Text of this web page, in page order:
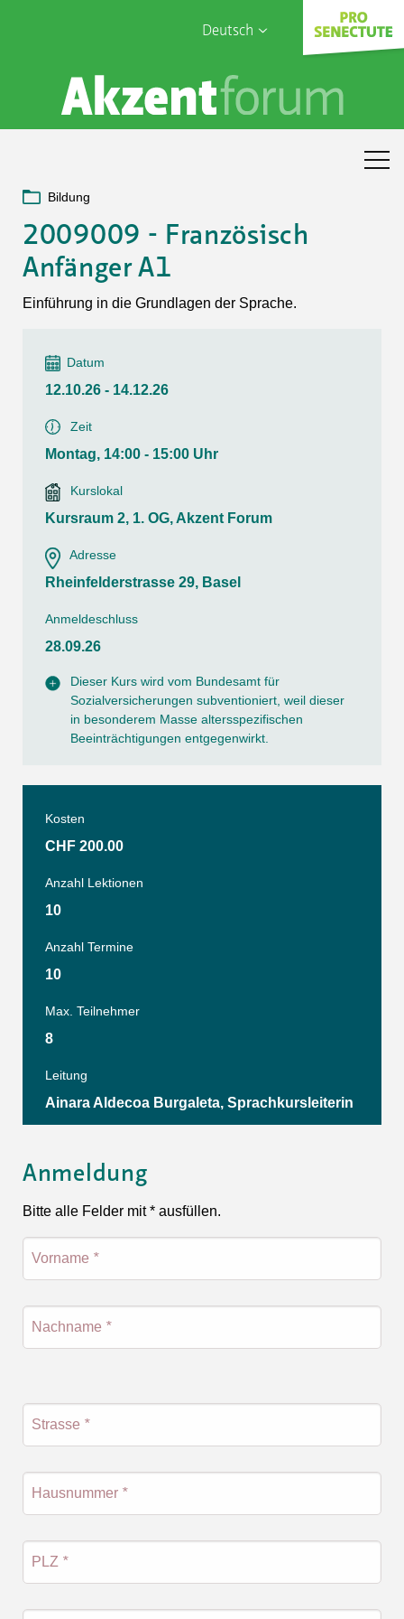
Deutsch
English
Français
Sophia Care
Bildung
2009009 - Französisch
Anfänger A1
Einführung in die Grundlagen der Sprache.
Datum
12.10.26 - 14.12.26
Zeit
Montag, 14:00 - 15:00 Uhr
Kurslokal
Kursraum 2, 1. OG, Akzent Forum
Adresse
Rheinfelderstrasse 29, Basel
Anmeldeschluss
28.09.26
Dieser Kurs wird vom Bundesamt für
Sozialversicherungen subventioniert, weil dieser
in besonderem Masse altersspezifischen
Beeinträchtigungen entgegenwirkt.
Kosten
CHF 200.00
Anzahl Lektionen
10
Anzahl Termine
10
Max. Teilnehmer
8
Leitung
Ainara Aldecoa Burgaleta, Sprachkursleiterin
Anmeldung
Bitte alle Felder mit * ausfüllen.
Vorname *
Nachname *
Strasse *
Hausnummer *
PLZ *